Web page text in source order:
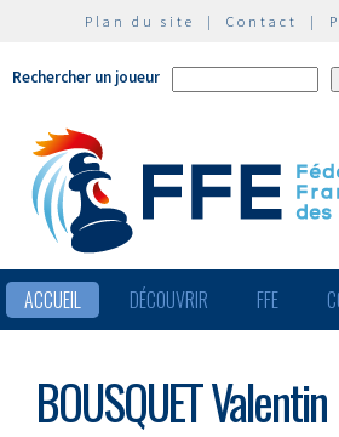
Plan du site | Contact |
Rechercher un joueur
ACCUEIL DÉCOUVRIR FFE
BOUSQUET Valentin